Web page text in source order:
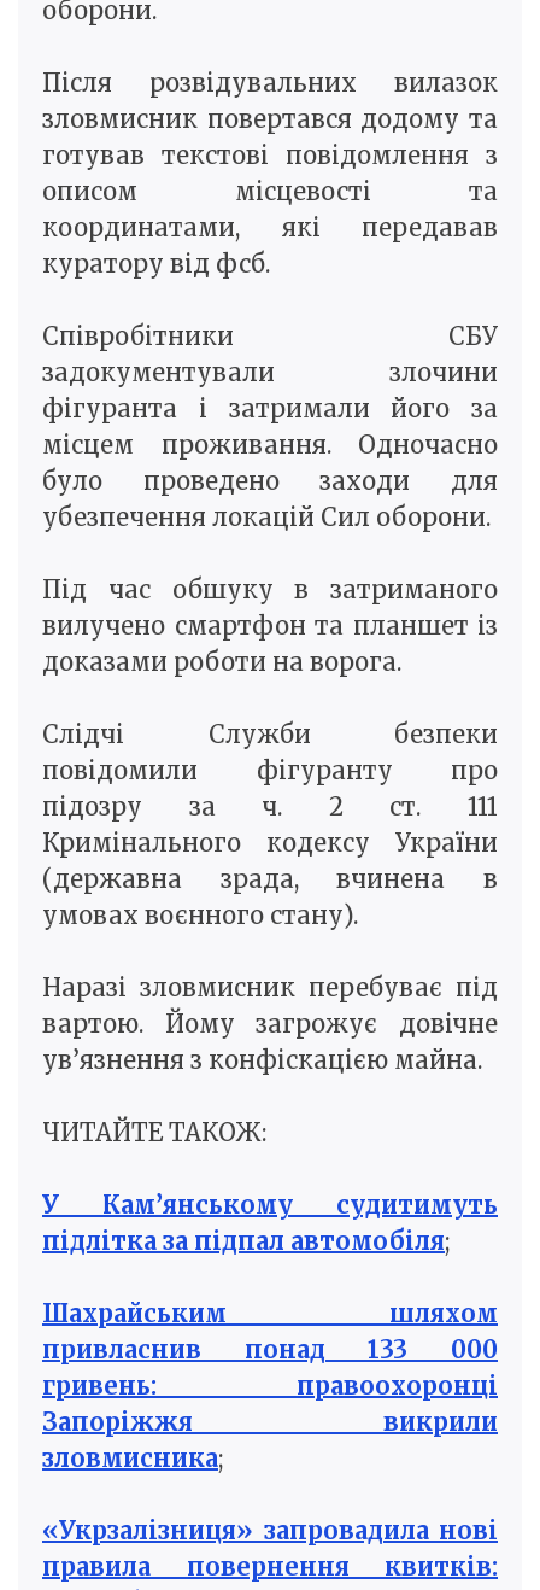
оборони.
Після розвідувальних вилазок
зловмисник повертався додому та
готував текстові повідомлення з
описом місцевості та
координатами, які передавав
куратору від фсб.
Співробітники СБУ
задокументували злочини
фігуранта і затримали його за
місцем проживання. Одночасно
було проведено заходи для
убезпечення локацій Сил оборони.
Під час обшуку в затриманого
вилучено смартфон та планшет із
доказами роботи на ворога.
Слідчі Служби безпеки
повідомили фігуранту про
підозру за ч. 2 ст. 111
Кримінального кодексу України
(державна зрада, вчинена в
умовах воєнного стану).
Наразі зловмисник перебуває під
вартою. Йому загрожує довічне
ув’язнення з конфіскацією майна.
ЧИТАЙТЕ ТАКОЖ:
У Кам’янському судитимуть
підлітка за підпал автомобіля;
Шахрайським шляхом
привласнив понад 133 000
гривень: правоохоронці
Запоріжжя викрили
зловмисника;
«Укрзалізниця» запровадила нові
правила повернення квитків: